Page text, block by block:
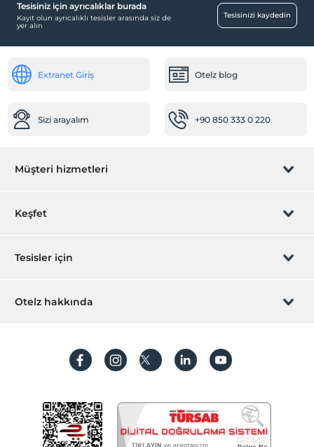
Tesisiniz için ayrıcalıklar burada
Kayıt olun ayrıcalıklı tesisler arasında siz de
yer alın
Tesisinizi kaydedin
Extranet Giriş Otelz blog
Sizi arayalım +90 850 333 0 220
Müşteri hizmetleri
Rezervasyon yönet
Sıkça sorulan sorular
İşlem rehberi
Keşfet
Hediye Kart
Hesap oluştur
Tesisler için
Hemen tesisinizi ekleyin
Otelz hakkında
Koşullar ve şartlar